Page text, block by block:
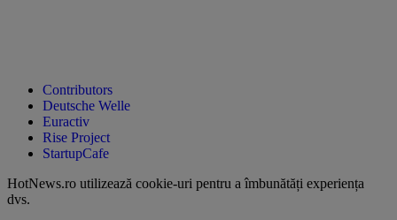
Contributors
Deutsche Welle
Euractiv
Rise Project
StartupCafe
HotNews.ro utilizează cookie-uri pentru a îmbunătăți experiența
dvs.